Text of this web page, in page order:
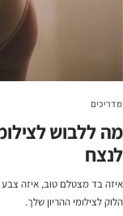
מדריכים
מה ללבוש
לנצח
איזה בד מצטלם טוב, איזה
הלוק לצילומי ההריון שלך.